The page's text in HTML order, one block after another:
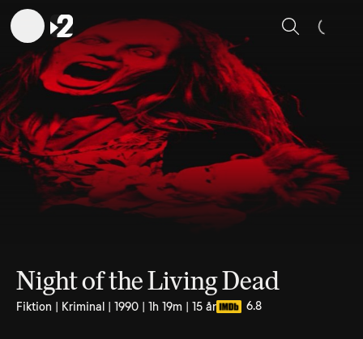
Sök
Night of the Living Dead
Fiktion | Kriminal | 1990 | 1h 19m | 15 år 6.8